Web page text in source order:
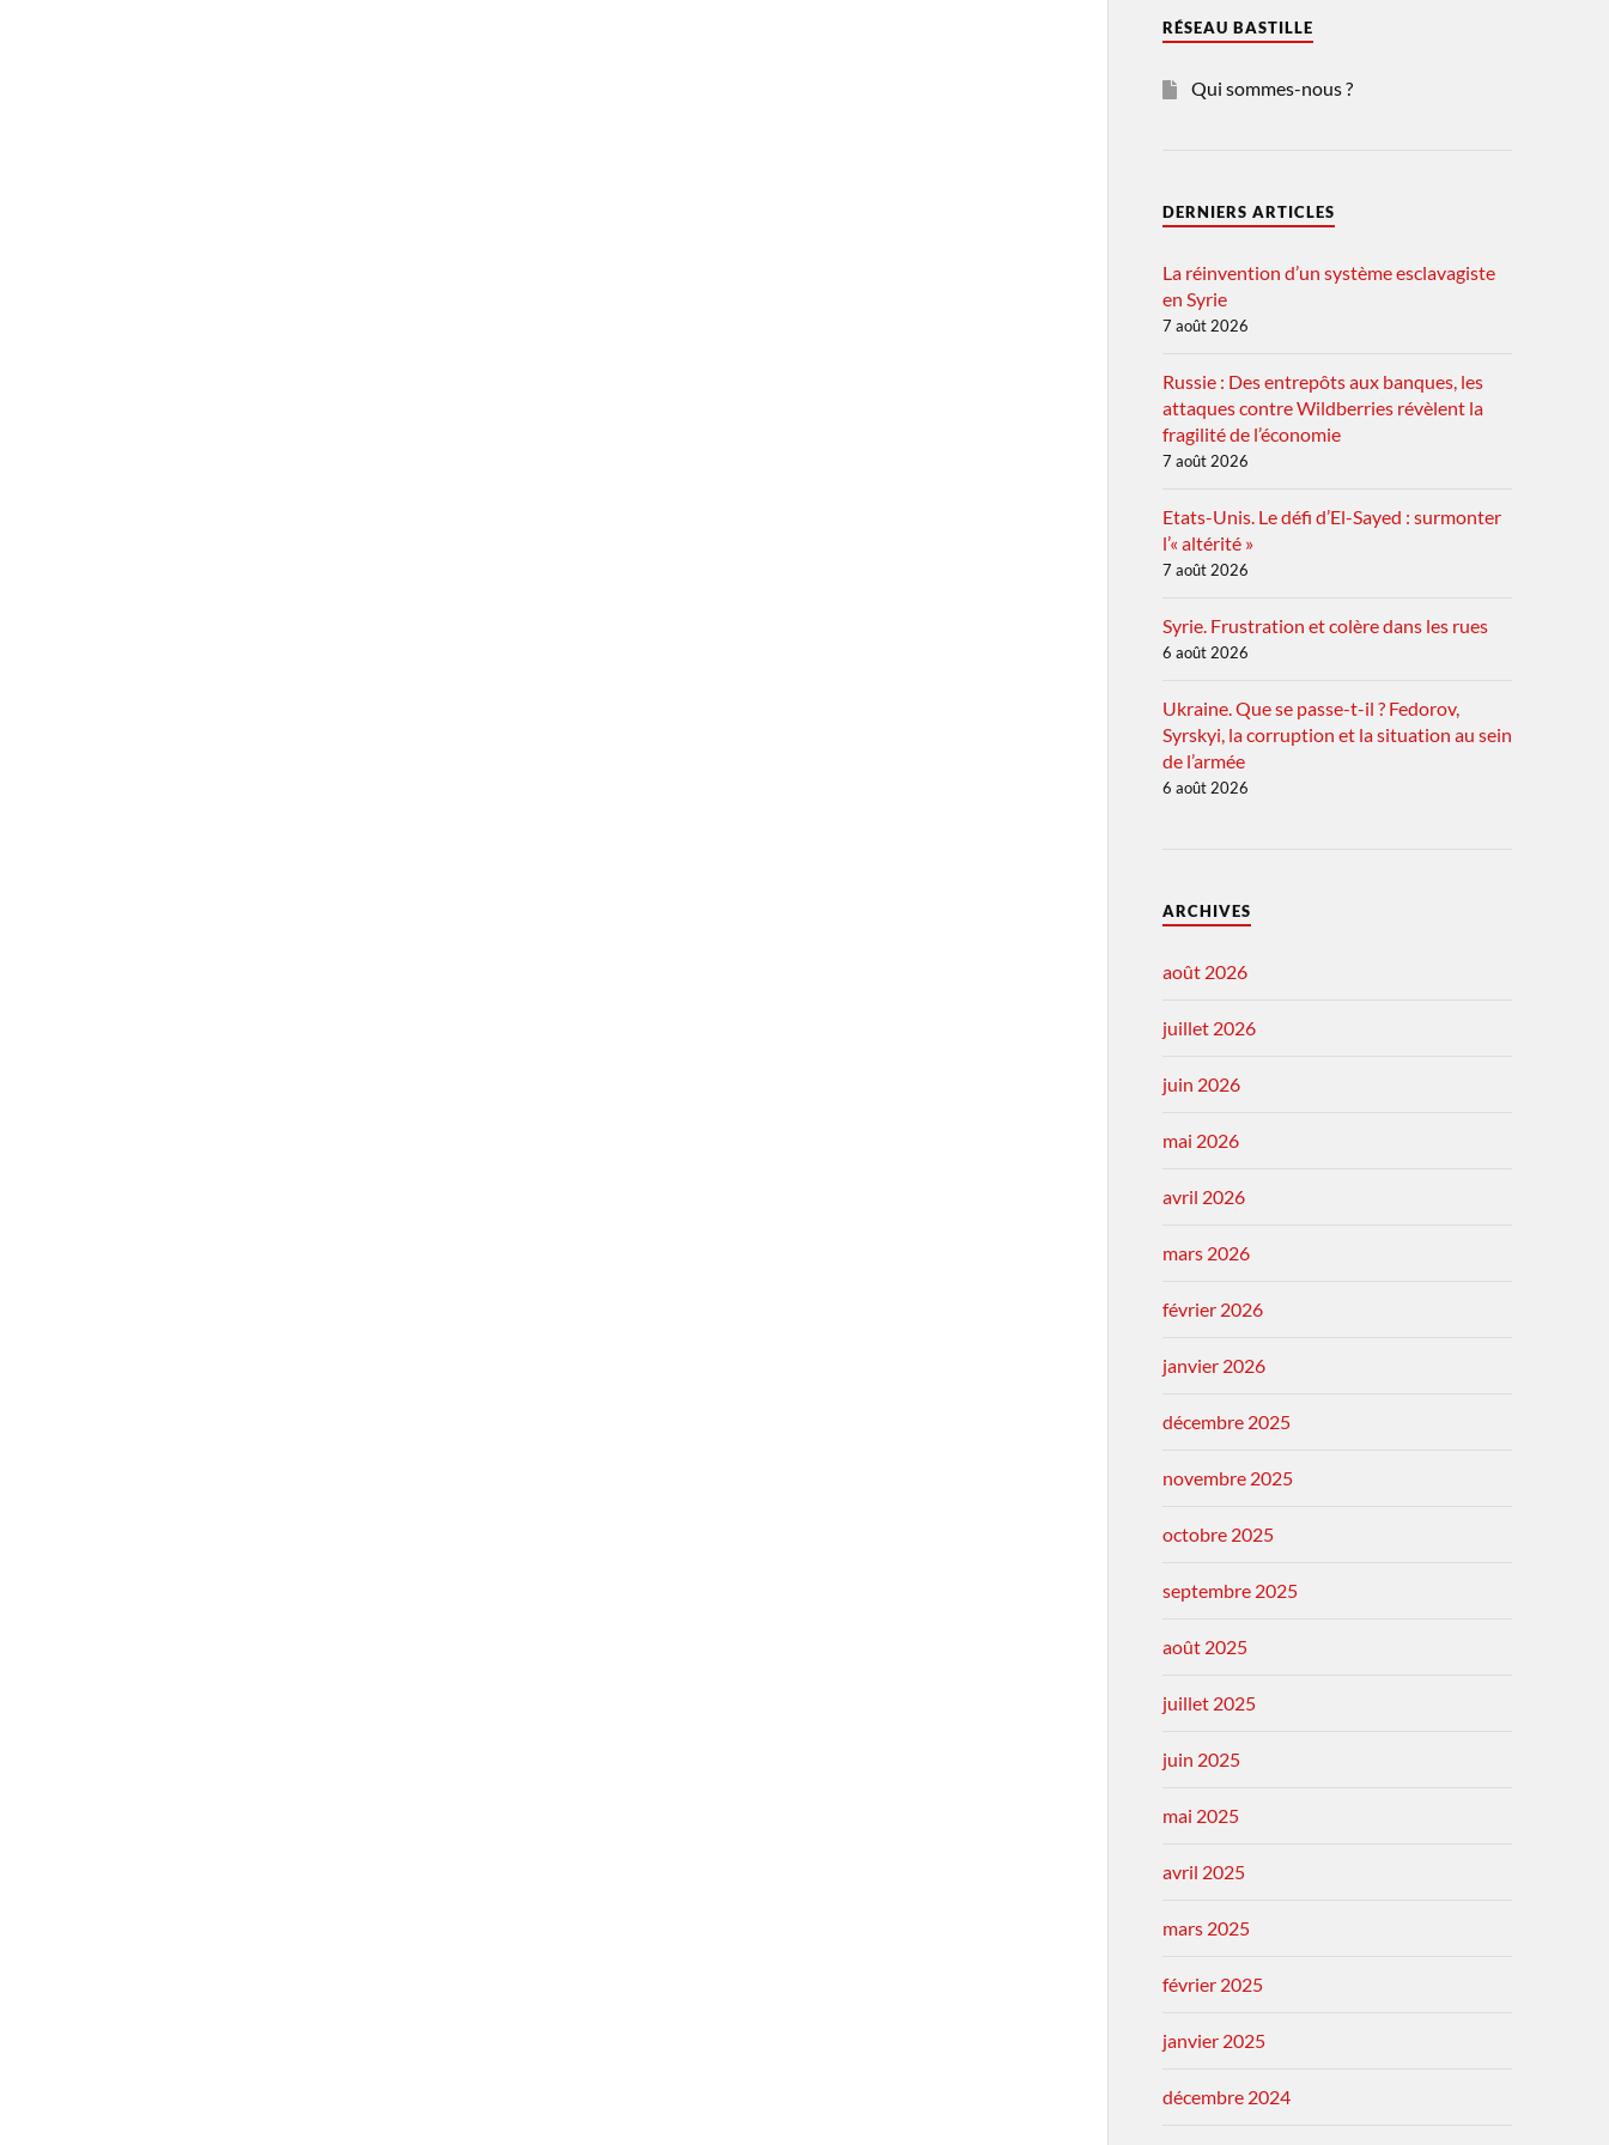
RÉSEAU BASTILLE
Qui sommes-nous ?
DERNIERS ARTICLES
La réinvention d’un système esclavagiste
en Syrie
7 août 2026
Russie : Des entrepôts aux banques, les
attaques contre Wildberries révèlent la
fragilité de l’économie
7 août 2026
Etats-Unis. Le défi d’El-Sayed : surmonter
l’« altérité »
7 août 2026
Syrie. Frustration et colère dans les rues
6 août 2026
Ukraine. Que se passe-t-il ? Fedorov,
Syrskyi, la corruption et la situation au sein
de l’armée
6 août 2026
ARCHIVES
août 2026
juillet 2026
juin 2026
mai 2026
avril 2026
mars 2026
février 2026
janvier 2026
décembre 2025
novembre 2025
octobre 2025
septembre 2025
août 2025
juillet 2025
juin 2025
mai 2025
avril 2025
mars 2025
février 2025
janvier 2025
décembre 2024